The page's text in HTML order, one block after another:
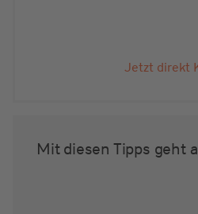
Jetzt direkt
Mit diesen Tipps geht